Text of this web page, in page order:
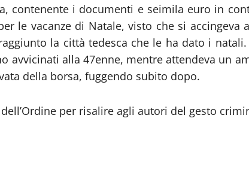
contenente i documenti e seimila euro in
le vacanze di Natale, visto che si accingeva
la città tedesca che le ha dato i
avvicinati alla 47enne, mentre attendeva un
della borsa, fuggendo subito dopo.
per risalire agli autori del gesto